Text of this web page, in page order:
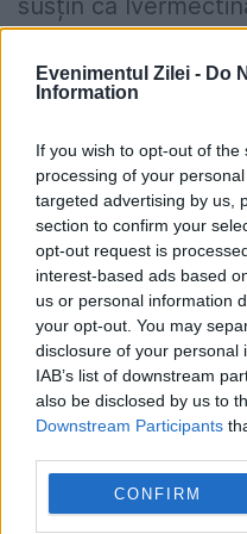
Evenimentul Zilei - Do
Information
If you wish to opt-out of
processing of your
targeted advertising by us,
section to confirm your
opt-out request is
interest-based ads based
us or personal information
your opt-out. You may
disclosure of your personal
IAB’s list of downstream
also be disclosed by us to
Downstream Participants
CONFIRM
susțin că
vaccinuri.
În Marea Britanie
autorizat doar ca
parazitari, păduchi,
Pacienții cu Covid
continuare prin
medicale private în
141 de localități
Lista cu râurile
Schimbare